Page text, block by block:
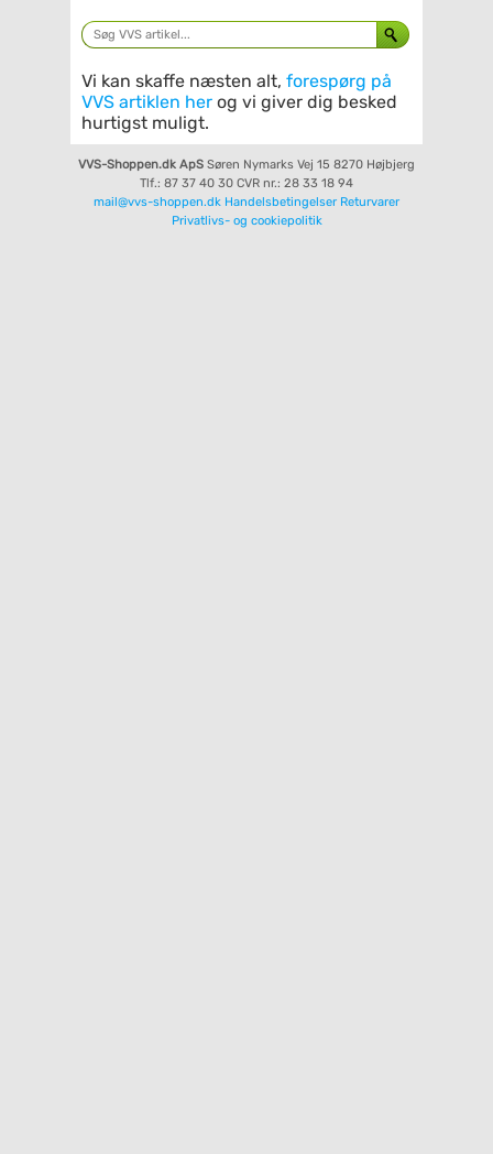
Vi kan skaffe næsten alt, forespørg på
VVS artiklen her og vi giver dig besked
hurtigst muligt.
VVS-Shoppen.dk ApS Søren Nymarks Vej 15 8270 Højbjerg
Tlf.: 87 37 40 30 CVR nr.: 28 33 18 94
mail@vvs-shoppen.dk Handelsbetingelser Returvarer
Privatlivs- og cookiepolitik